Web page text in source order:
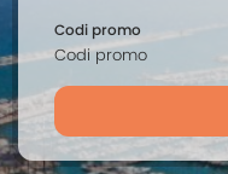
Codi promo